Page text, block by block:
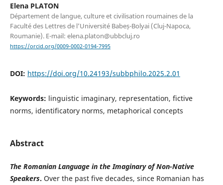
Elena PLATON
Département de langue, culture et civilisation roumaines de la
Faculté des Lettres de l’Université Babeș-Bolyai (Cluj-Napoca,
Roumanie). E-mail: elena.platon@ubbcluj.ro
https://orcid.org/0009-0002-0194-7995
DOI: https://doi.org/10.24193/subbphilo.2025.2.01
Keywords: linguistic imaginary, representation, fictive
norms, identificatory norms, metaphorical concepts
Abstract
The Romanian Language in the Imaginary of Non-Native
Speakers. Over the past five decades, since Romanian has